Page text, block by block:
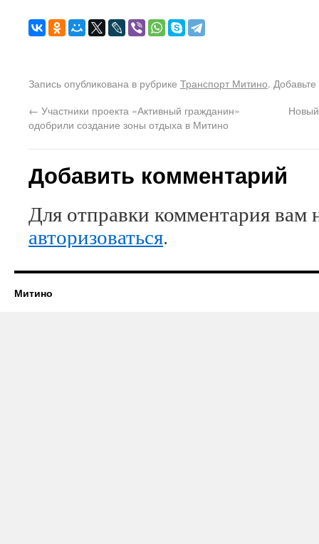
Запись опубликована в рубрике Транспорт Митино.
← Участники проекта «Активный гражданин»
одобрили создание зоны отдыха в Митино
Добавить комментарий
Для отправки комментария вам
авторизоваться.
Митино